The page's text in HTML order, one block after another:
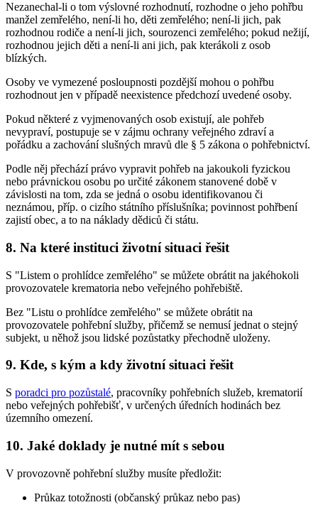
Nezanechal-li o tom výslovné rozhodnutí, rozhodne o jeho pohřbu
manžel zemřelého, není-li ho, děti zemřelého; není-li jich, pak
rozhodnou rodiče a není-li jich, sourozenci zemřelého; pokud nežijí,
rozhodnou jejich děti a není-li ani jich, pak kterákoli z osob
blízkých.
Osoby ve vymezené posloupnosti pozdější mohou o pohřbu
rozhodnout jen v případě neexistence předchozí uvedené osoby.
Pokud některé z vyjmenovaných osob existují, ale pohřeb
nevypraví, postupuje se v zájmu ochrany veřejného zdraví a
pořádku a zachování slušných mravů dle § 5 zákona o pohřebnictví.
Podle něj přechází právo vypravit pohřeb na jakoukoli fyzickou
nebo právnickou osobu po určité zákonem stanovené době v
závislosti na tom, zda se jedná o osobu identifikovanou či
neznámou, příp. o cizího státního příslušníka; povinnost pohřbení
zajistí obec, a to na náklady dědiců či státu.
8. Na které instituci životní situaci řešit
S "Listem o prohlídce zemřelého" se můžete obrátit na jakéhokoli
provozovatele krematoria nebo veřejného pohřebiště.
Bez "Listu o prohlídce zemřelého" se můžete obrátit na
provozovatele pohřební služby, přičemž se nemusí jednat o stejný
subjekt, u něhož jsou lidské pozůstatky přechodně uloženy.
9. Kde, s kým a kdy životní situaci řešit
S poradci pro pozůstalé, pracovníky pohřebních služeb, krematorií
nebo veřejných pohřebišť, v určených úředních hodinách bez
územního omezení.
10. Jaké doklady je nutné mít s sebou
V provozovně pohřební služby musíte předložit:
Průkaz totožnosti (občanský průkaz nebo pas)